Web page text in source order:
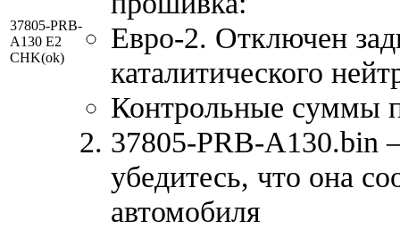
37805-PRB-
A130 E2
CHK(ok)
Евро-2. Отключен
каталитического
Контрольные суммы
37805-PRB-A130.bin
убедитесь, что она
автомобиля